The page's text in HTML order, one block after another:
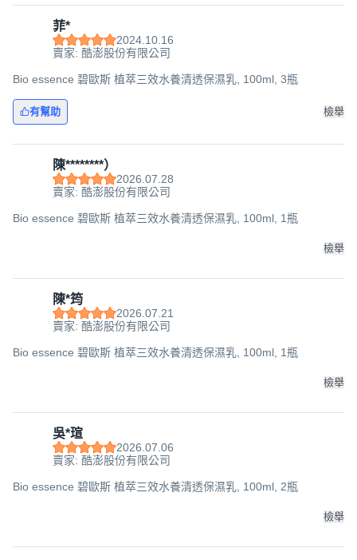
菲*
2024.10.16
賣家: 酷澎股份有限公司
Bio essence 碧歐斯 植萃三效水養清透保濕乳, 100ml, 3瓶
有幫助 檢舉
陳********）
2026.07.28
賣家: 酷澎股份有限公司
Bio essence 碧歐斯 植萃三效水養清透保濕乳, 100ml, 1瓶
檢舉
陳*筠
2026.07.21
賣家: 酷澎股份有限公司
Bio essence 碧歐斯 植萃三效水養清透保濕乳, 100ml, 1瓶
檢舉
吳*瑄
2026.07.06
賣家: 酷澎股份有限公司
Bio essence 碧歐斯 植萃三效水養清透保濕乳, 100ml, 2瓶
檢舉